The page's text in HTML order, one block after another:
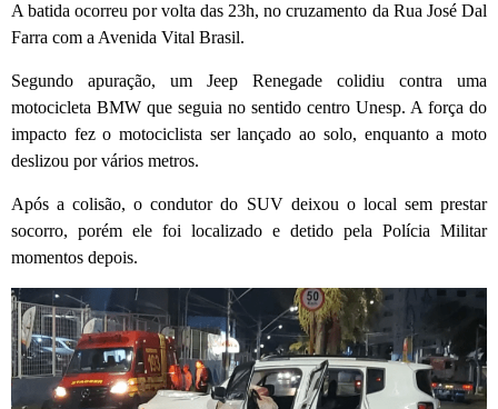
A batida ocorreu por volta das 23h, no cruzamento da Rua José Dal
Farra com a Avenida Vital Brasil.
Segundo apuração, um Jeep Renegade colidiu contra uma
motocicleta BMW que seguia no sentido centro Unesp. A força do
impacto fez o motociclista ser lançado ao solo, enquanto a moto
deslizou por vários metros.
Após a colisão, o condutor do SUV deixou o local sem prestar
socorro, porém ele foi localizado e detido pela Polícia Militar
momentos depois.